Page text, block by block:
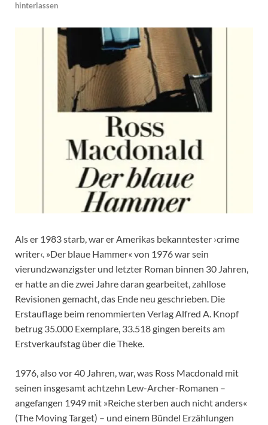
hinterlassen
Als er 1983 starb, war er Amerikas bekanntester ›crime
writer‹. »Der blaue Hammer« von 1976 war sein
vierundzwanzigster und letzter Roman binnen 30 Jahren,
er hatte an die zwei Jahre daran gearbeitet, zahllose
Revisionen gemacht, das Ende neu geschrieben. Die
Erstauflage beim renommierten Verlag Alfred A. Knopf
betrug 35.000 Exemplare, 33.518 gingen bereits am
Erstverkaufstag über die Theke.
1976, also vor 40 Jahren, war, was Ross Macdonald mit
seinen insgesamt achtzehn Lew-Archer-Romanen –
angefangen 1949 mit »Reiche sterben auch nicht anders«
(The Moving Target) – und einem Bündel Erzählungen